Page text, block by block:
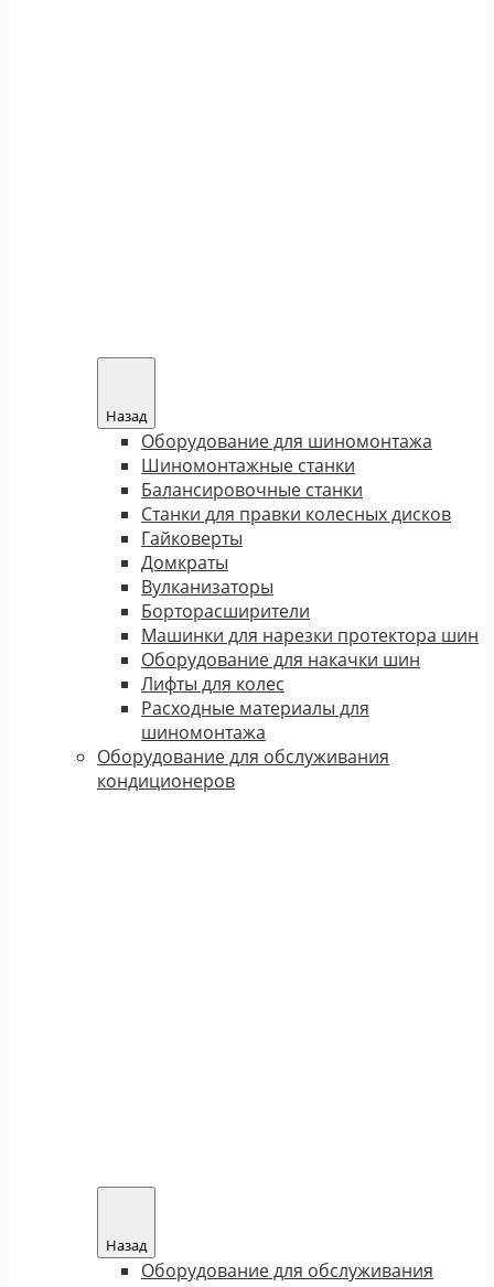
Назад
Оборудование для шиномонтажа
Шиномонтажные станки
Балансировочные станки
Станки для правки колесных дисков
Гайковерты
Домкраты
Вулканизаторы
Борторасширители
Машинки для нарезки протектора шин
Оборудование для накачки шин
Лифты для колес
Расходные материалы для
шиномонтажа
Оборудование для обслуживания
кондиционеров
Назад
Оборудование для обслуживания